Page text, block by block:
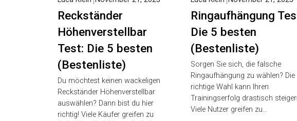
Reckständer
Höhenverstellbar
Test: Die 5 besten
(Bestenliste)
Du möchtest keinen wackeligen
Reckständer Höhenverstellbar
Ringaufhängung
Test: Die 5 besten
(Bestenliste)
Luca Klein November 21, 2025
Sorgen Sie sich, die falsche
Ringaufhängung zu wählen? Die
richtige Wahl kann Ihren